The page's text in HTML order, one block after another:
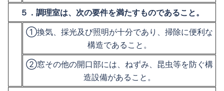
５．調理室は、次の要件を満たすものであること。
①換気、採光及び照明が十分であり、掃除に便利な
構造であること。
②窓その他の開口部には、ねずみ、昆虫等を防ぐ構
造設備があること。